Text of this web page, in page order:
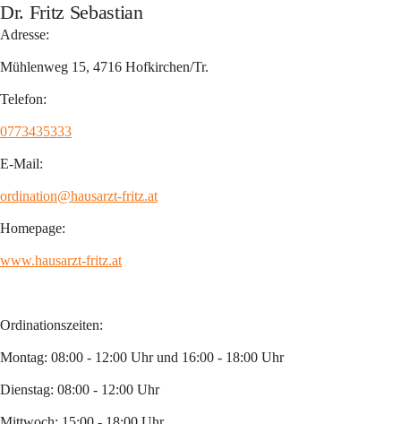
Dr. Fritz Sebastian
Adresse:
Mühlenweg 15, 4716 Hofkirchen/Tr.
Telefon:
0773435333
E-Mail:
ordination@hausarzt-fritz.at
Homepage:
www.hausarzt-fritz.at
Ordinationszeiten:
Montag: 08:00 - 12:00 Uhr und 16:00 - 18:00 Uhr
Dienstag: 08:00 - 12:00 Uhr